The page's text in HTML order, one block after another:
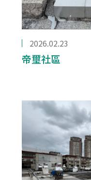
2026.02.23
帝璽社區